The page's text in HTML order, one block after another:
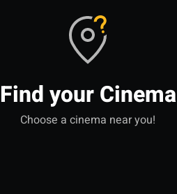
Find your Cinema
Choose a cinema near you!